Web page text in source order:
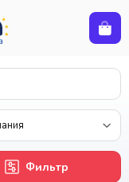
Фильтр